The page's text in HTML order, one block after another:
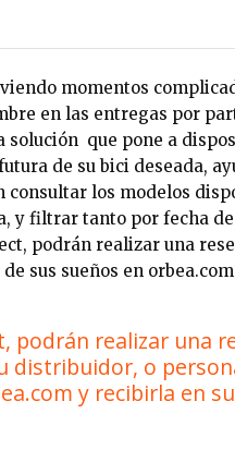
momentos
en las entregas por
solución que pone a
de su bici deseada,
consultar los modelos
y filtrar tanto por fecha
podrán realizar una
sus sueños en
podrán realizar una
distribuidor, o
y recibirla en